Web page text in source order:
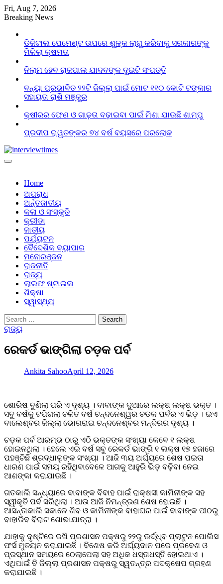
Skip
to
Fri, Aug 7, 2026
Breaking News
ଡିଜିଟାଲ ପେମେଣ୍ଟ ଉପରେ ଶୁଳ୍କ ଲାଗୁ କରିବାକୁ ସରକାରଙ୍କୁ
ମିଳିଲା କ୍ଷମତା
ନିଲାମ ହେବ ରାଜପାଲ ଯାଦବଙ୍କ ଦୁଇଟି ସଂପତ୍ତି
ବନ୍ୟା ପ୍ରଭାବିତ ୨୨ଟି ଜିଲ୍ଲା ପାଇଁ ମୋଟ ୧୧୦ କୋଟି ଟଙ୍କାର
ସହାୟତା ରାଶି ମଞ୍ଜୁର
କ୍ଷୀରର ଫେଣ ଓ ଗାଢ଼ତା ବଢ଼ାଇବା ପାଇଁ ମିଶା ଯାଉଛି ଶାମ୍ପୁ
ପ୍ରଦୀପ ରାୱତଙ୍କର ୭୪ ବର୍ଷ ବୟସରେ ପରଲୋକ
Home
ଅପରାଧ
ଅର୍ନ୍ତଜାତୀୟ
କଳା ଓ ସଂସ୍କୃତି
କ୍ରୀଡା
ଜାତୀୟ
ପର୍ଯ୍ୟଟନ
ବୈଦେଶିକ ବ୍ୟାପାର
ମନୋରଞ୍ଜନ
ରାଜନୀତି
ରାଜ୍ୟ
ଲାଇଫ ଷ୍ଟାଇଲ
ଶିକ୍ଷା
ସ୍ୱାସ୍ଥ୍ୟ
Search
for:
ରାଜ୍ୟ
ରେକର୍ଡ ଭାଙ୍ଗିଲା ଚଡ଼କ ପର୍ବ
Ankita SahooApril 12, 2026
ଶୋରିଷ ବୁଣିଲା ପରି ଏ ଦୃଶ୍ୟ । ବାବାଙ୍କ ଦୁଆରେ ଲକ୍ଷ ଲକ୍ଷ ଭକ୍ତ ।
ସବୁ ବର୍ଷକୁ ଟପିଗଲା ଚଳିତ ବର୍ଷ ଚନ୍ଦନେଶ୍ୱର ଚଡକ ପର୍ବର ଏ ଭିଡ଼ । ଇଏ
ବାଲେଶ୍ବର ଜିଲ୍ଲା ଭୋଗରାଇ ଚନ୍ଦନେଶ୍ବର ମନ୍ଦିରର ଦୃଶ୍ୟ ।
ଚଡ଼କ ପର୍ବ ଆରମ୍ଭ ଠାରୁ ଏଠି ଭକ୍ତଙ୍କ ସଂଖ୍ୟା କେବେ ୧ ଲକ୍ଷ
ହୋଇନଥିଲା । ହେଲେ ଏଇ ବର୍ଷ ସବୁ ରେକର୍ଡ ଭାଙ୍ଗି ୧ ଲକ୍ଷ ୧୭ ହଜାରେ
ପହଞ୍ଚିଛି ଶ୍ରଦ୍ଧାଳୁଙ୍କ ସଂଖ୍ୟା । ଆଜି ୩ୟ ଅର୍ଘ୍ୟରେ ଶେଷ ପଇତା
ଧାରଣ ପାଇଁ ସମୟ ରହିଥିବାବେଳେ ଆଗକୁ ଆହୁରି ଭିଡ଼ ବଢ଼ିବା ନେଇ
ଆଶଙ୍କା କରାଯାଉଛି ।
ଗତକାଲି ସନ୍ଧ୍ୟାରେ ବାବାଙ୍କ ବିବାହ ପାଇଁ ରାକ୍ଷସୀ କାମିନୀଙ୍କ ସହ
ସ୍ୱୀକୃତି ପର୍ବ ସରିଥିଲା । ଆଉ ଆଜି ନିମନ୍ତ୍ରଣ ଶେଷ ହୋଇଛି ।
ଆସନ୍ତାକାଲି ସକାଳେ ଶିବ ଓ କାମିନୀଙ୍କ ବାହାଘର ପାଇଁ ବାବାଙ୍କ ପୀଠରୁ
ବାହାରିବ ବିରାଟ ଶୋଭାଯାତ୍ରା ।
ଯାହାକୁ ଦୃଷ୍ଟିରେ ରଖି ପ୍ରଶାସନ ପକ୍ଷରୁ ୨୨ରୁ ଉର୍ଦ୍ଧ୍ବ ପ୍ଲାଟୁନ ପୋଲିସ
ଫର୍ସ ମୁତୟନ କରାଯାଇଛି । ବିଶେଷ କରି ଅର୍ଘ୍ୟଦାନ ପରେ ପ୍ରବେଶ ଓ
ପ୍ରସ୍ଥାନ ସମୟରେ ଠେଲାପେଲା ସହ ଅଧିକ ଧସ୍ତାଧସ୍ତି ହୋଇଥାଏ ।
ଏଥିପାଇଁ ବି ଜିଲ୍ଲା ପ୍ରଶାସନ ପକ୍ଷରୁ ସ୍ୱତନ୍ତ୍ର ପଦକ୍ଷେପ ଗ୍ରହଣ
କରାଯାଇଛି ।